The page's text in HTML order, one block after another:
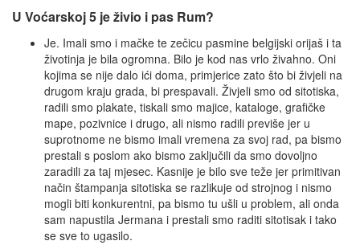
U Voćarskoj 5 je živio i pas Rum?
Je. Imali smo i mačke te zečicu pasmine belgijski orijaš i ta
životinja je bila ogromna. Bilo je kod nas vrlo živahno. Oni
kojima se nije dalo ići doma, primjerice zato što bi živjeli na
drugom kraju grada, bi prespavali. Živjeli smo od sitotiska,
radili smo plakate, tiskali smo majice, kataloge, grafičke
mape, pozivnice i drugo, ali nismo radili previše jer u
suprotnome ne bismo imali vremena za svoj rad, pa bismo
prestali s poslom ako bismo zaključili da smo dovoljno
zaradili za taj mjesec. Kasnije je bilo sve teže jer primitivan
način štampanja sitotiska se razlikuje od strojnog i nismo
mogli biti konkurentni, pa bismo tu ušli u problem, ali onda
sam napustila Jermana i prestali smo raditi sitotisak i tako
se sve to ugasilo.